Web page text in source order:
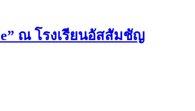
ณ โรงเรียนอัสสัมชัญ